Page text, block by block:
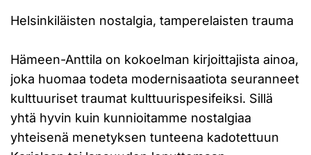
Helsinkiläisten nostalgia, tamperelaisten trauma
Hämeen-Anttila on kokoelman kirjoittajista ainoa,
joka huomaa todeta modernisaatiota seuranneet
kulttuuriset traumat kulttuurispesifeiksi. Sillä
yhtä hyvin kuin kunnioitamme nostalgiaa
yhteisenä menetyksen tunteena kadotettuun